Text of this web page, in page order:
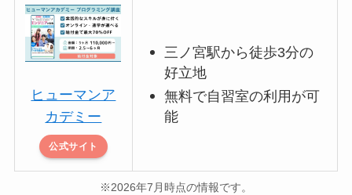
ヒューマンア
カデミー
公式サイト
三ノ宮駅から徒歩3分の
好立地
無料で自習室の利用が可
能
※2026年7月時点の情報です。